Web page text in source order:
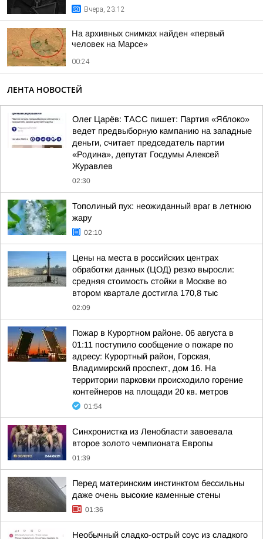
Вчера, 23:12
На архивных снимках найден «первый
человек на Марсе»
00:24
ЛЕНТА НОВОСТЕЙ
Олег Царёв: ТАСС пишет: Партия «Яблоко»
ведет предвыборную кампанию на западные
деньги, считает председатель партии
«Родина», депутат Госдумы Алексей
Журавлев
02:30
Тополиный пух: неожиданный враг в летнюю
жару
02:10
Цены на места в российских центрах
обработки данных (ЦОД) резко выросли:
средняя стоимость стойки в Москве во
втором квартале достигла 170,8 тыс
02:09
Пожар в Курортном районе. 06 августа в
01:11 поступило сообщение о пожаре по
адресу: Курортный район, Горская,
Владимирский проспект, дом 16. На
территории парковки происходило горение
контейнеров на площади 20 кв. метров
01:54
Синхронистка из Ленобласти завоевала
второе золото чемпионата Европы
01:39
Перед материнским инстинктом бессильны
даже очень высокие каменные стены
01:36
Необычный сладко-острый соус из сладкого